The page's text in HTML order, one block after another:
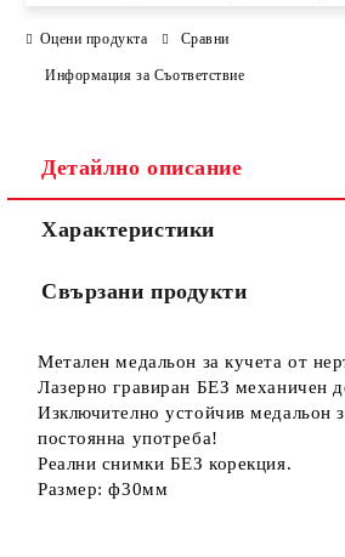
Ние ще се свържем с вас в рамките на
Оцени продукта Сравни
Информация за Съответствие
Детайлно описание
Характеристики
Свързани продукти
Метален медальон за кучета от
Лазерно гравиран БЕЗ механичен
Изключително устойчив медальон
постоянна употреба!
Реални снимки БЕЗ корекция.
Размер: ф30мм